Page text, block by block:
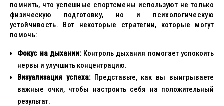
помнить, что успешные спортсмены используют не только
физическую подготовку, но и психологическую
устойчивость. Вот некоторые стратегии, которые могут
помочь:
Фокус на дыхании:Контроль дыхания помогает успокоить
нервы и улучшить концентрацию.
Визуализация успеха:Представьте, как вы выигрываете
важные очки, чтобы настроить себя на положительный
результат.